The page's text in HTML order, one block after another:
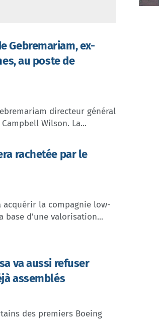
Gebremariam, ex-
au poste de
directeur général
Wilson. La...
rachetée par le
acquérir la compagnie low-
base d’une valorisation...
va aussi refuser
assemblés
des premiers Boeing